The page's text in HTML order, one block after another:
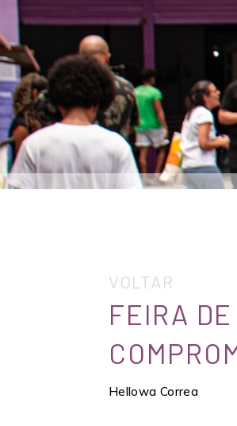
VOLTAR
FEIRA
Hellowa Correa